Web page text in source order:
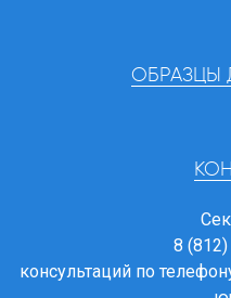
ОБРАЗЦЫ
8
консультаций по